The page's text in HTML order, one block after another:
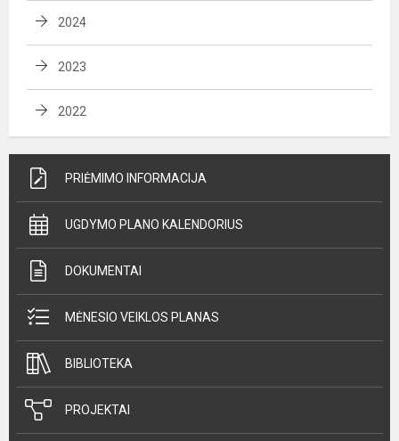
2024
2023
2022
PRIĖMIMO INFORMACIJA
UGDYMO PLANO KALENDORIUS
DOKUMENTAI
MĖNESIO VEIKLOS PLANAS
BIBLIOTEKA
PROJEKTAI